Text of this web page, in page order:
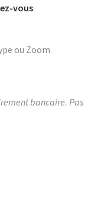
vous
ou Zoom
bancaire. Pas